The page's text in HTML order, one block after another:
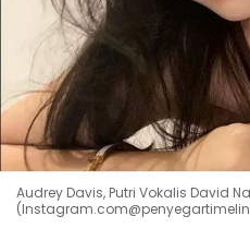
Audrey Davis, Putri Vokalis David